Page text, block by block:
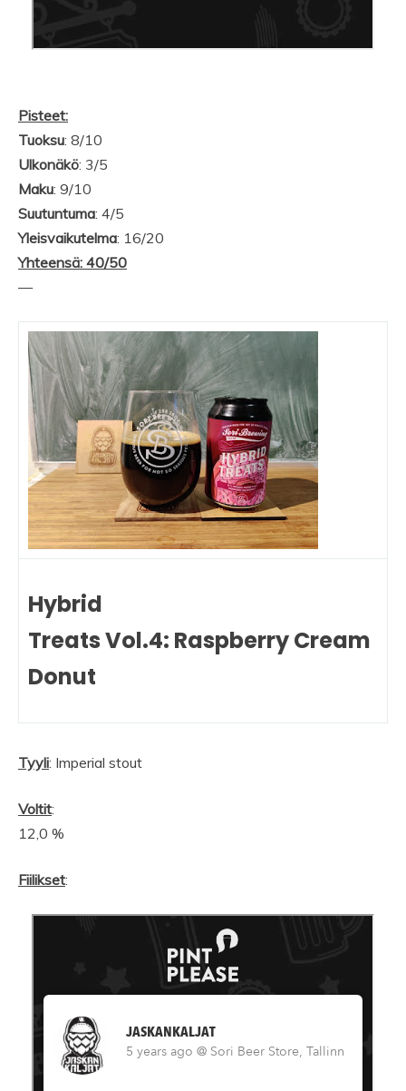
Pisteet:
Tuoksu: 8/10
Ulkonäkö: 3/5
Maku: 9/10
Suutuntuma: 4/5
Yleisvaikutelma: 16/20
Yhteensä: 40/50
—
Hybrid
Treats Vol.4: Raspberry Cream
Donut
Tyyli: Imperial stout
Voltit:
12,0 %
Fiilikset: